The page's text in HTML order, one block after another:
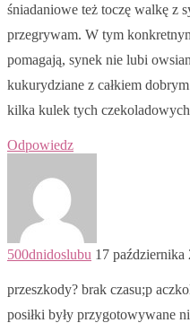
śniadaniowe też toczę walkę z
przegrywam. W tym
pomagają, synek nie lubi
kukurydziane z całkiem
kilka kulek tych
Odpowiedz
500dnidoslubu 17 października
przeszkody? brak czasu;p
posiłki były przygotowywane